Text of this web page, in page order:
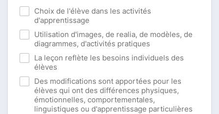
Choix de l'élève dans les activités
d'apprentissage
Utilisation d'images, de realia, de modèles, de
diagrammes, d'activités pratiques
La leçon reflète les besoins individuels des
élèves
Des modifications sont apportées pour les
élèves qui ont des différences physiques,
émotionnelles, comportementales,
linguistiques ou d'apprentissage particulières